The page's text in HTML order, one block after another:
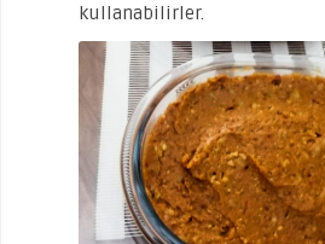
kullanabilirler.